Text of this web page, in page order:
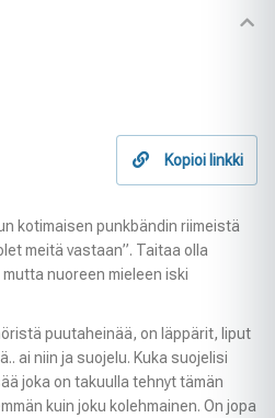
Kopioi linkki
kotimaisen punkbändin riimeistä
meitä vastaan”. Taitaa olla
nuoreen mieleen iski
puutaheinää, on läppärit, liput
ai niin ja suojelu. Kuka suojelisi
joka on takuulla tehnyt tämän
kuin joku kolehmainen. On jopa